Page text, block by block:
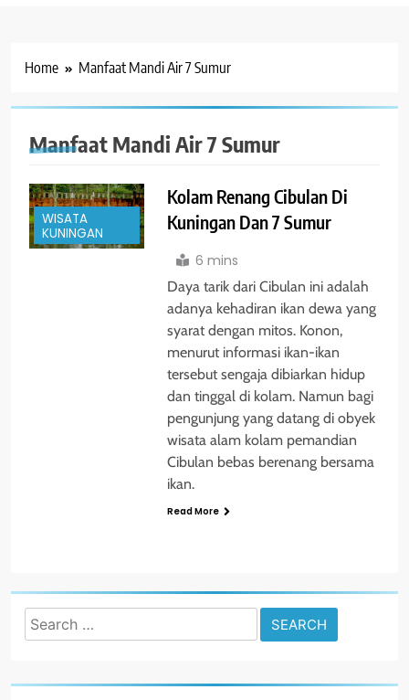
Home Manfaat Mandi Air 7 Sumur
Manfaat Mandi Air 7 Sumur
WISATA
KUNINGAN
Kolam Renang Cibulan Di
Kuningan Dan 7 Sumur
6 mins
Daya tarik dari Cibulan ini adalah
adanya kehadiran ikan dewa yang
syarat dengan mitos. Konon,
menurut informasi ikan-ikan
tersebut sengaja dibiarkan hidup
dan tinggal di kolam. Namun bagi
pengunjung yang datang di obyek
wisata alam kolam pemandian
Cibulan bebas berenang bersama
ikan.
Read More
Search
for: